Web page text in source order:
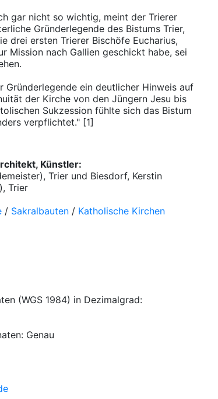
gar nicht so wichtig, meint der Trierer
Gründerlegende des Bistums Trier,
drei ersten Trierer Bischöfe Eucharius,
Mission nach Gallien geschickt habe, sei
Gründerlegende ein deutlicher Hinweis auf
der Kirche von den Jüngern Jesu bis
Sukzession fühlte sich das Bistum
verpflichtet." [1]
Künstler:
Trier und Biesdorf, Kerstin
Trier
/ Sakralbauten / Katholische Kirchen
(WGS 1984) in Dezimalgrad:
Genau